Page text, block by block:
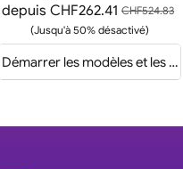
depuisCHF262.41 CHF524.83
(Jusqu'à 50% désactivé)
Démarrer les modèles et les